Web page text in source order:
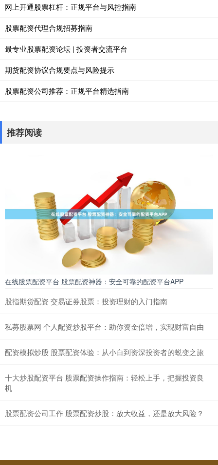
网上开通股票杠杆：正规平台与风控指南
股票配资代理合规招募指南
最专业股票配资论坛 | 投资者交流平台
期货配资协议合规要点与风险提示
股票配资公司推荐：正规平台精选指南
推荐阅读
在线股票配资平台 股票配资神器：安全可靠的配资平台APP
股指期货配资 交易证券股票：投资理财的入门指南
私募股票网 个人配资炒股平台：助你资金倍增，实现财富自由
配资模拟炒股 股票配资体验：从小白到资深投资者的蜕变之旅
十大炒股配资平台 股票配资操作指南：轻松上手，把握投资良
机
股票配资公司工作 股票配资炒股：放大收益，还是放大风险？